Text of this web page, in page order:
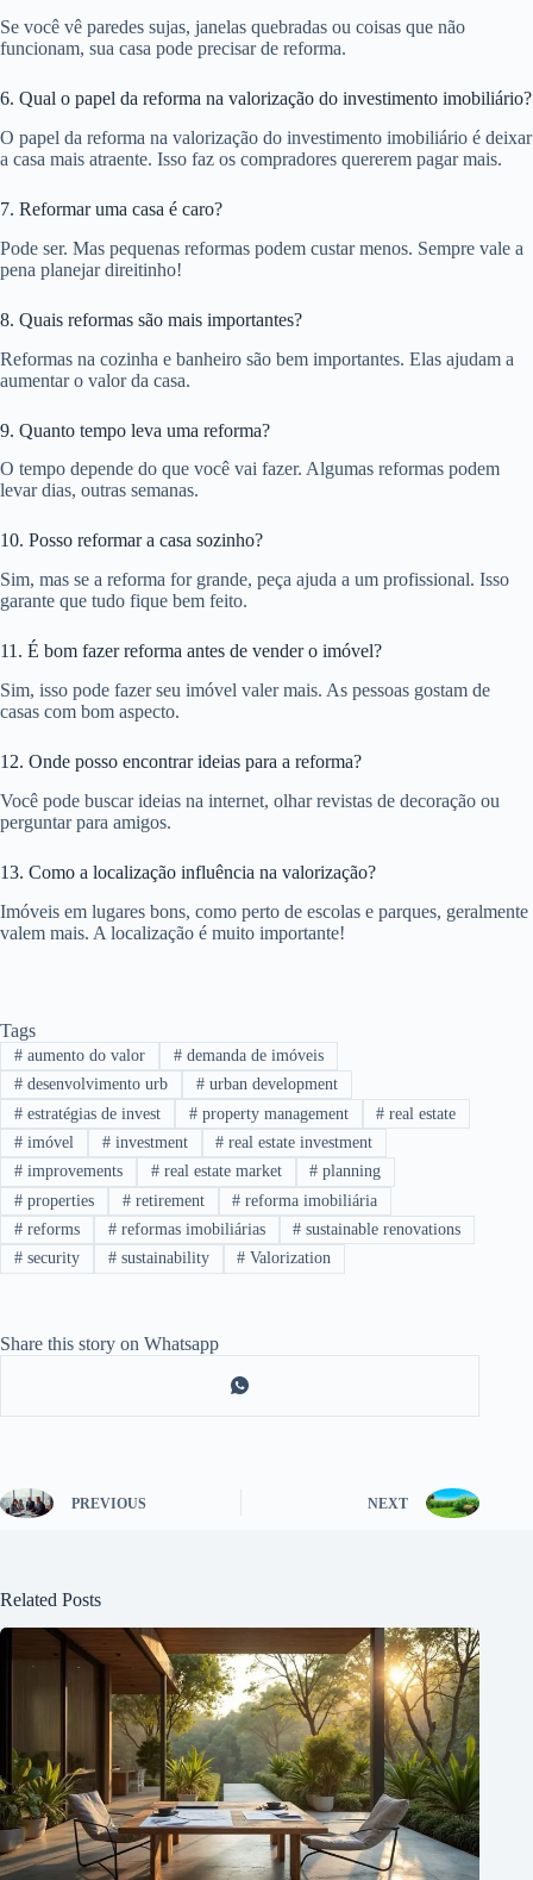
Se você vê paredes sujas, janelas quebradas ou coisas que não
funcionam, sua casa pode precisar de reforma.
6. Qual o papel da reforma na valorização do investimento imobiliário?
O papel da reforma na valorização do investimento imobiliário é deixar
a casa mais atraente. Isso faz os compradores quererem pagar mais.
7. Reformar uma casa é caro?
Pode ser. Mas pequenas reformas podem custar menos. Sempre vale a
pena planejar direitinho!
8. Quais reformas são mais importantes?
Reformas na cozinha e banheiro são bem importantes. Elas ajudam a
aumentar o valor da casa.
9. Quanto tempo leva uma reforma?
O tempo depende do que você vai fazer. Algumas reformas podem
levar dias, outras semanas.
10. Posso reformar a casa sozinho?
Sim, mas se a reforma for grande, peça ajuda a um profissional. Isso
garante que tudo fique bem feito.
11. É bom fazer reforma antes de vender o imóvel?
Sim, isso pode fazer seu imóvel valer mais. As pessoas gostam de
casas com bom aspecto.
12. Onde posso encontrar ideias para a reforma?
Você pode buscar ideias na internet, olhar revistas de decoração ou
perguntar para amigos.
13. Como a localização influência na valorização?
Imóveis em lugares bons, como perto de escolas e parques, geralmente
valem mais. A localização é muito importante!
Tags
#aumento do valor #demanda de imóveis
#desenvolvimento urb #urban development
#estratégias de invest #property management # real estate
#imóvel #investment # real estate investment
#improvements #real estate market # planning
#properties #retirement # reforma imobiliária
#reforms #reformas imobiliárias # sustainable renovations
#security #sustainability # Valorization
Share this story on Whatsapp
PREVIOUS NEXT
Related Posts